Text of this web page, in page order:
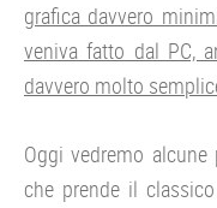
grafica davvero
veniva fatto dal PC,
davvero molto
Oggi vedremo
che prende il